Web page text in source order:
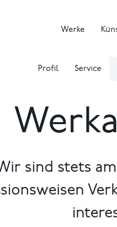
Werke
Profil Service
sind stets